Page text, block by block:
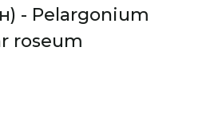
- Pelargonium
roseum